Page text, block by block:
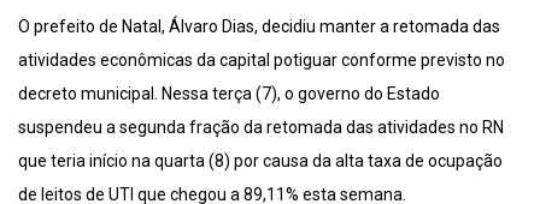
O prefeito de Natal, Álvaro Dias, decidiu manter a retomada das
atividades econômicas da capital potiguar conforme previsto no
decreto municipal. Nessa terça (7), o governo do Estado
suspendeu a segunda fração da retomada das atividades no RN
que teria início na quarta (8) por causa da alta taxa de ocupação
de leitos de UTI que chegou a 89,11% esta semana.